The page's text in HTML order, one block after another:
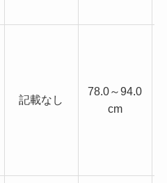
記載なし
78.0～94.0
cm